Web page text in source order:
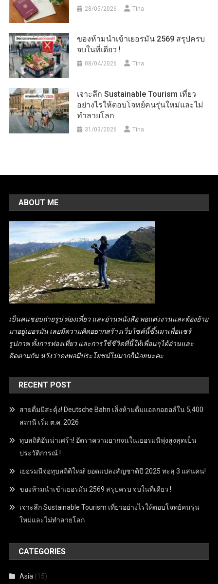
28/05/2026 Tina
ของห้ามนำเข้าเยอรมัน 2569 สรุปครบ
จบในที่เดียว !
08/04/2026 Tina
เจาะลึก Sustainable Tourism เที่ยว
อย่างไรให้ตอบโจทย์คนรุ่นใหม่และไม่
ทำลายโลก
31/03/2026 Tina
ABOUT ME
เป็นคนชอบถ่ายรูป ท่องเที่ยว และอ่านหนังสือ พอแต่งงานและต้องย้าย
มาอยู่เยอรมัน เลยมีความคิดอยากสร้างเว็บไซค์นี้ขึ้นมาเพื่อแชร์
รูปภาพ ทั้งการท่องเที่ยว และการใช้ชีวิตที่นี้ให้เพื่อนๆได้อ่านและ
ติดตามกัน หวังว่าคงพอมีประโยชน์ไม่มากก็น้อยนะคะ
RECENT POST
สายดื่มมีสะดุ้ง! Deutsche Bahn เล็งห้ามดื่มแอลกอฮอล์ใน 5,400
สถานี เริ่ม ต.ค. 2026
ทุบสถิติอันน่าเศร้า! อัตราความยากจนในเยอรมนีพุ่งสูงสุดเป็น
ประวัติการณ์ !
เยอรมนีจ่อทุบสถิติใหม่! ยอดแปลงสัญชาติปี 2025 ทะลุ 3 แสนคน!
ของห้ามนำเข้าเยอรมัน 2569 สรุปครบ จบในที่เดียว !
เจาะลึก Sustainable Tourism เที่ยวอย่างไรให้ตอบโจทย์คนรุ่น
ใหม่และไม่ทำลายโลก
CATEGORIES
Asia (15)